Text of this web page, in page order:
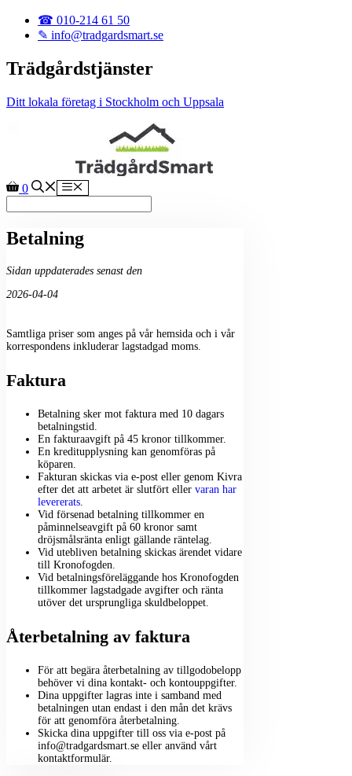
Hoppa till innehåll
☎ 010-214 61 50
✎ info@tradgardsmart.se
Trädgårdstjänster
Ditt lokala företag i Stockholm och Uppsala
0 Meny
Betalning
Sidan uppdaterades senast den
2026-04-04
Samtliga priser som anges på vår hemsida och i vår
korrespondens inkluderar lagstadgad moms.
Faktura
Betalning sker mot faktura med 10 dagars
betalningstid.
En fakturaavgift på 45 kronor tillkommer.
En kreditupplysning kan genomföras på
köparen.
Fakturan skickas via e-post eller genom Kivra
efter det att arbetet är slutfört eller varan har
levererats
Vid försenad betalning tillkommer en
påminnelseavgift på 60 kronor samt
dröjsmålsränta enligt gällande räntelag.
Vid utebliven betalning skickas ärendet vidare
till Kronofogden.
Vid betalningsföreläggande hos Kronofogden
tillkommer lagstadgade avgifter och ränta
utöver det ursprungliga skuldbeloppet.
Återbetalning av faktura
För att begära återbetalning av tillgodobelopp
behöver vi dina kontakt- och kontouppgifter.
Dina uppgifter lagras inte i samband med
betalningen utan endast i den mån det krävs
för att genomföra återbetalning.
Skicka dina uppgifter till oss via e-post på
info@tradgardsmart.se eller använd vårt
kontaktformulär.